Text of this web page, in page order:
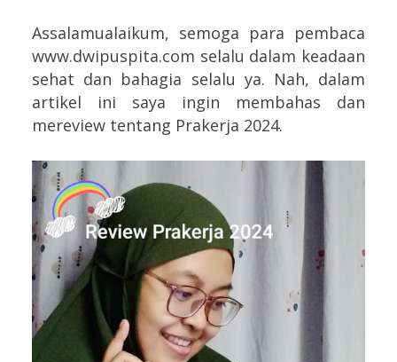
Assalamualaikum, semoga para pembaca
www.dwipuspita.com selalu dalam keadaan
sehat dan bahagia selalu ya. Nah, dalam
artikel ini saya ingin membahas dan
mereview tentang Prakerja 2024.